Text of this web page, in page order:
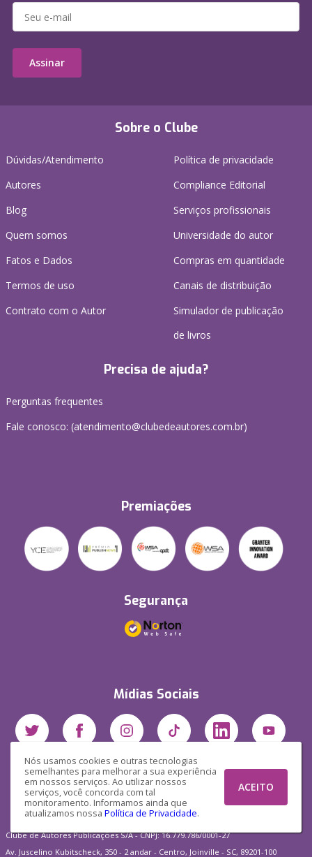
Nós usamos cookies e outras tecnologias
semelhantes para melhorar a sua experiência
em nossos serviços. Ao utilizar nossos
serviços, você concorda com tal
monitoramento. Informamos ainda que
atualizamos nossa Política de Privacidade.
ACEITO
Sobre o Clube
Dúvidas/Atendimento
Autores
Blog
Quem somos
Fatos e Dados
Termos de uso
Contrato com o Autor
Política de privacidade
Compliance Editorial
Serviços profissionais
Universidade do autor
Compras em quantidade
Canais de distribuição
Simulador de publicação
de livros
Precisa de ajuda?
Perguntas frequentes
Fale conosco: (atendimento@clubedeautores.com.br)
Premiações
Segurança
Mídias Sociais
Assinar
Clube de Autores Publicações S/A - CNPJ: 16.779.786/0001-27
Av. Juscelino Kubitscheck, 350 - 2 andar - Centro, Joinville - SC, 89201-100